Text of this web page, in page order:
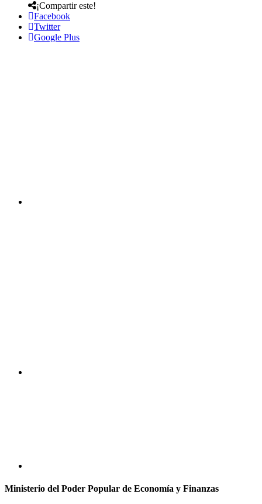
¡Compartir este!
Facebook
Twitter
Google Plus
Ministerio del Poder Popular de Economía y Finanzas